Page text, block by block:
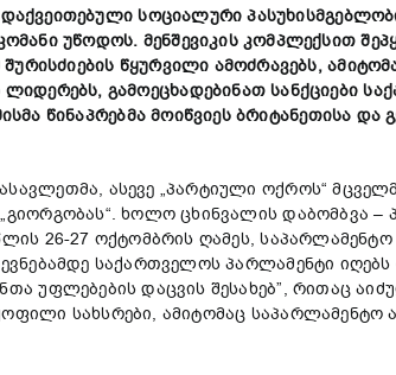
დაქვეითებული სოციალური
უწოდოს. მენშევიკის კომპლექსით
შურისძიების წყურვილი ამოძრავებს,ამიტომ
ლიდერებს, გამოეცხადებინათ სანქციები
წინაპრებმა მოიწვიეს ბრიტანეთისა და
ასევე „პარტიული ოქროს“
ხოლო ცხინვალის დაბომბვა –
26-27 ოქტომბრის ღამეს,
საქართველოს პარლამენტი
უფლებების დაცვის შესახებ”, რითაც
სახსრები, ამიტომაც საპარლამენტო